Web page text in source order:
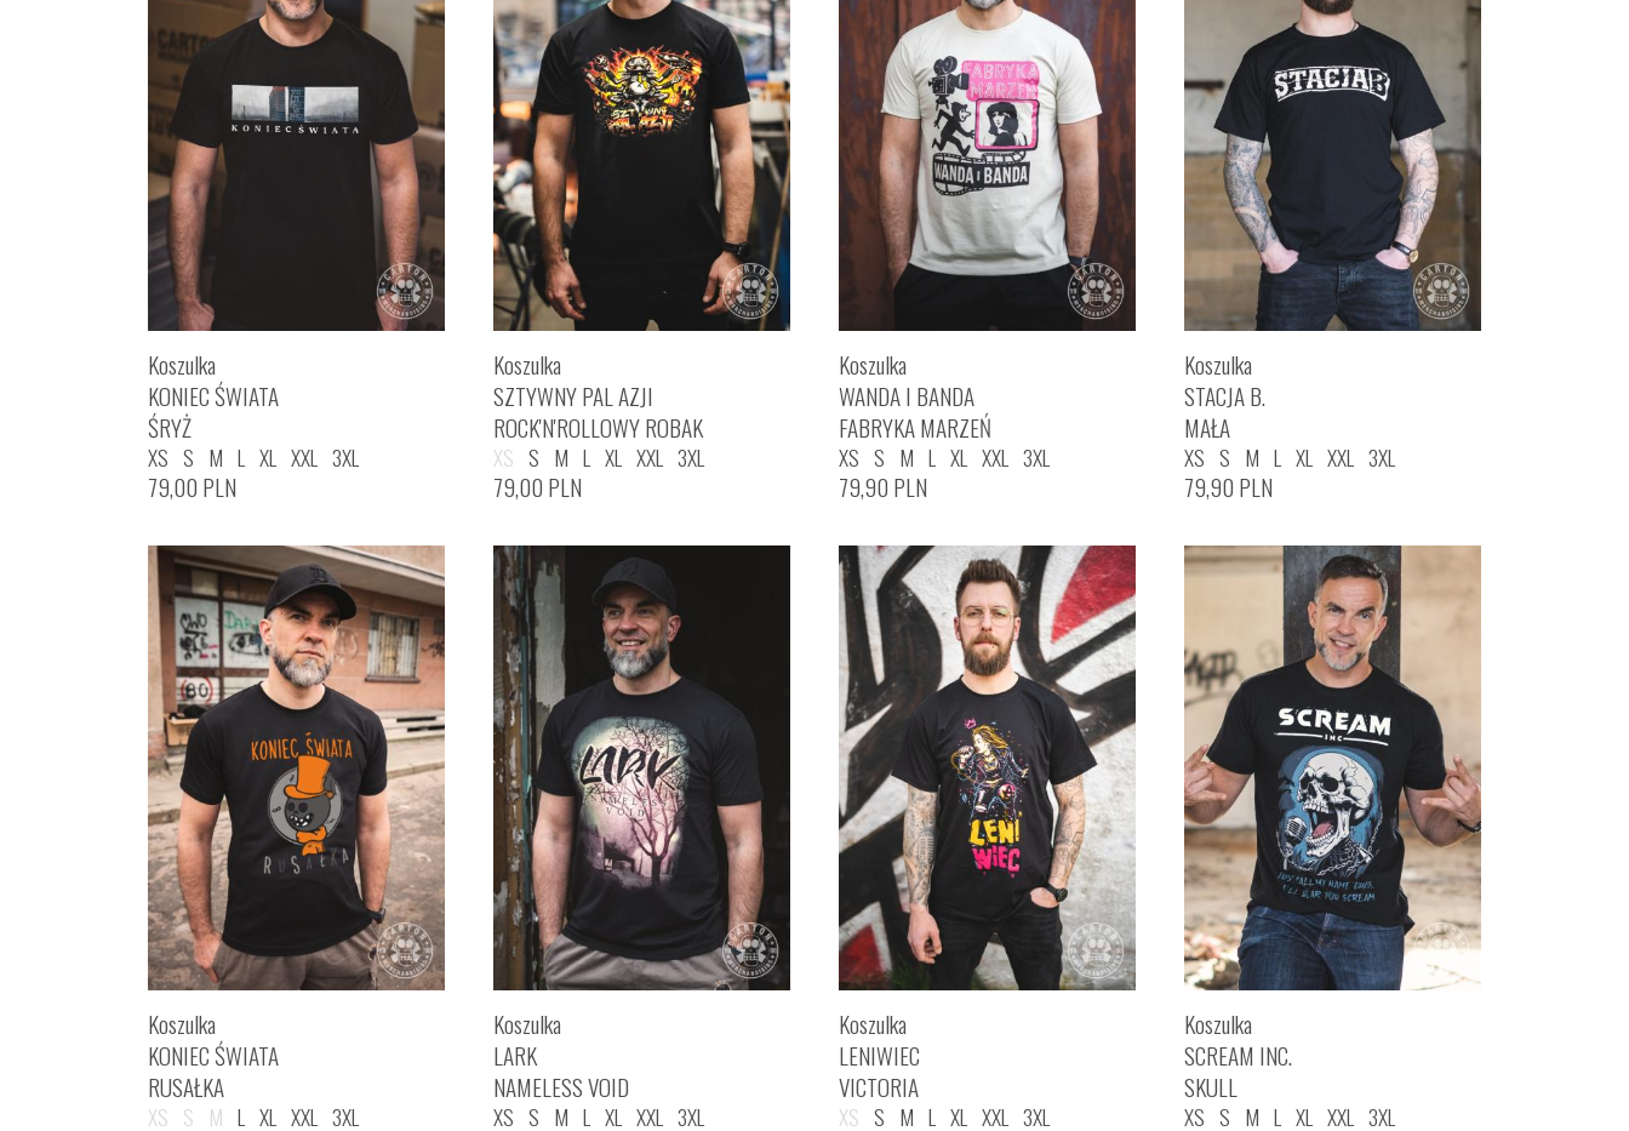
Koszulka
KONIEC ŚWIATA
ŚRYŻ
XS S M L XL XXL 3XL
79,00 PLN
Koszulka
SZTYWNY PAL AZJI
ROCK'N'ROLLOWY ROBAK
XS S M L XL XXL 3XL
79,00 PLN
Koszulka
WANDA I BANDA
FABRYKA MARZEŃ
XS S M L XL XXL 3XL
79,90 PLN
Koszulka
STACJA B.
MAŁA
XS S M L XL XXL 3XL
79,90 PLN
Koszulka
KONIEC ŚWIATA
RUSAŁKA
XS S M L XL XXL 3XL
Koszulka
LARK
NAMELESS VOID
XS S M L XL XXL 3XL
Koszulka
LENIWIEC
VICTORIA
XS S M L XL XXL 3XL
Koszulka
SCREAM INC.
SKULL
XS S M L XL XXL 3XL